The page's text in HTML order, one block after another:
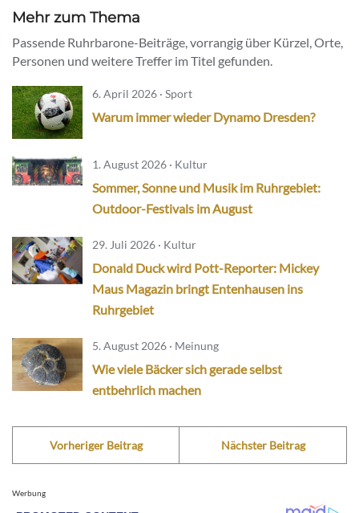
Mehr zum Thema
Passende Ruhrbarone-Beiträge, vorrangig über Kürzel, Orte,
Personen und weitere Treffer im Titel gefunden.
6. April 2026 · Sport
Warum immer wieder Dynamo Dresden?
1. August 2026 · Kultur
Sommer, Sonne und Musik im Ruhrgebiet:
Outdoor-Festivals im August
29. Juli 2026 · Kultur
Donald Duck wird Pott-Reporter: Mickey
Maus Magazin bringt Entenhausen ins
Ruhrgebiet
5. August 2026 · Meinung
Wie viele Bäcker sich gerade selbst
entbehrlich machen
Vorheriger Beitrag Nächster Beitrag
Werbung